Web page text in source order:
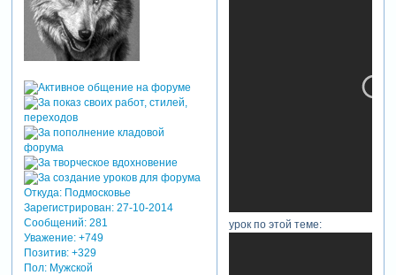
Откуда:Подмосковье
Зарегистрирован: 27-10-2014
Сообщений:281
Уважение: +749
Позитив: +329
Пол:Мужской
урок по этой теме: